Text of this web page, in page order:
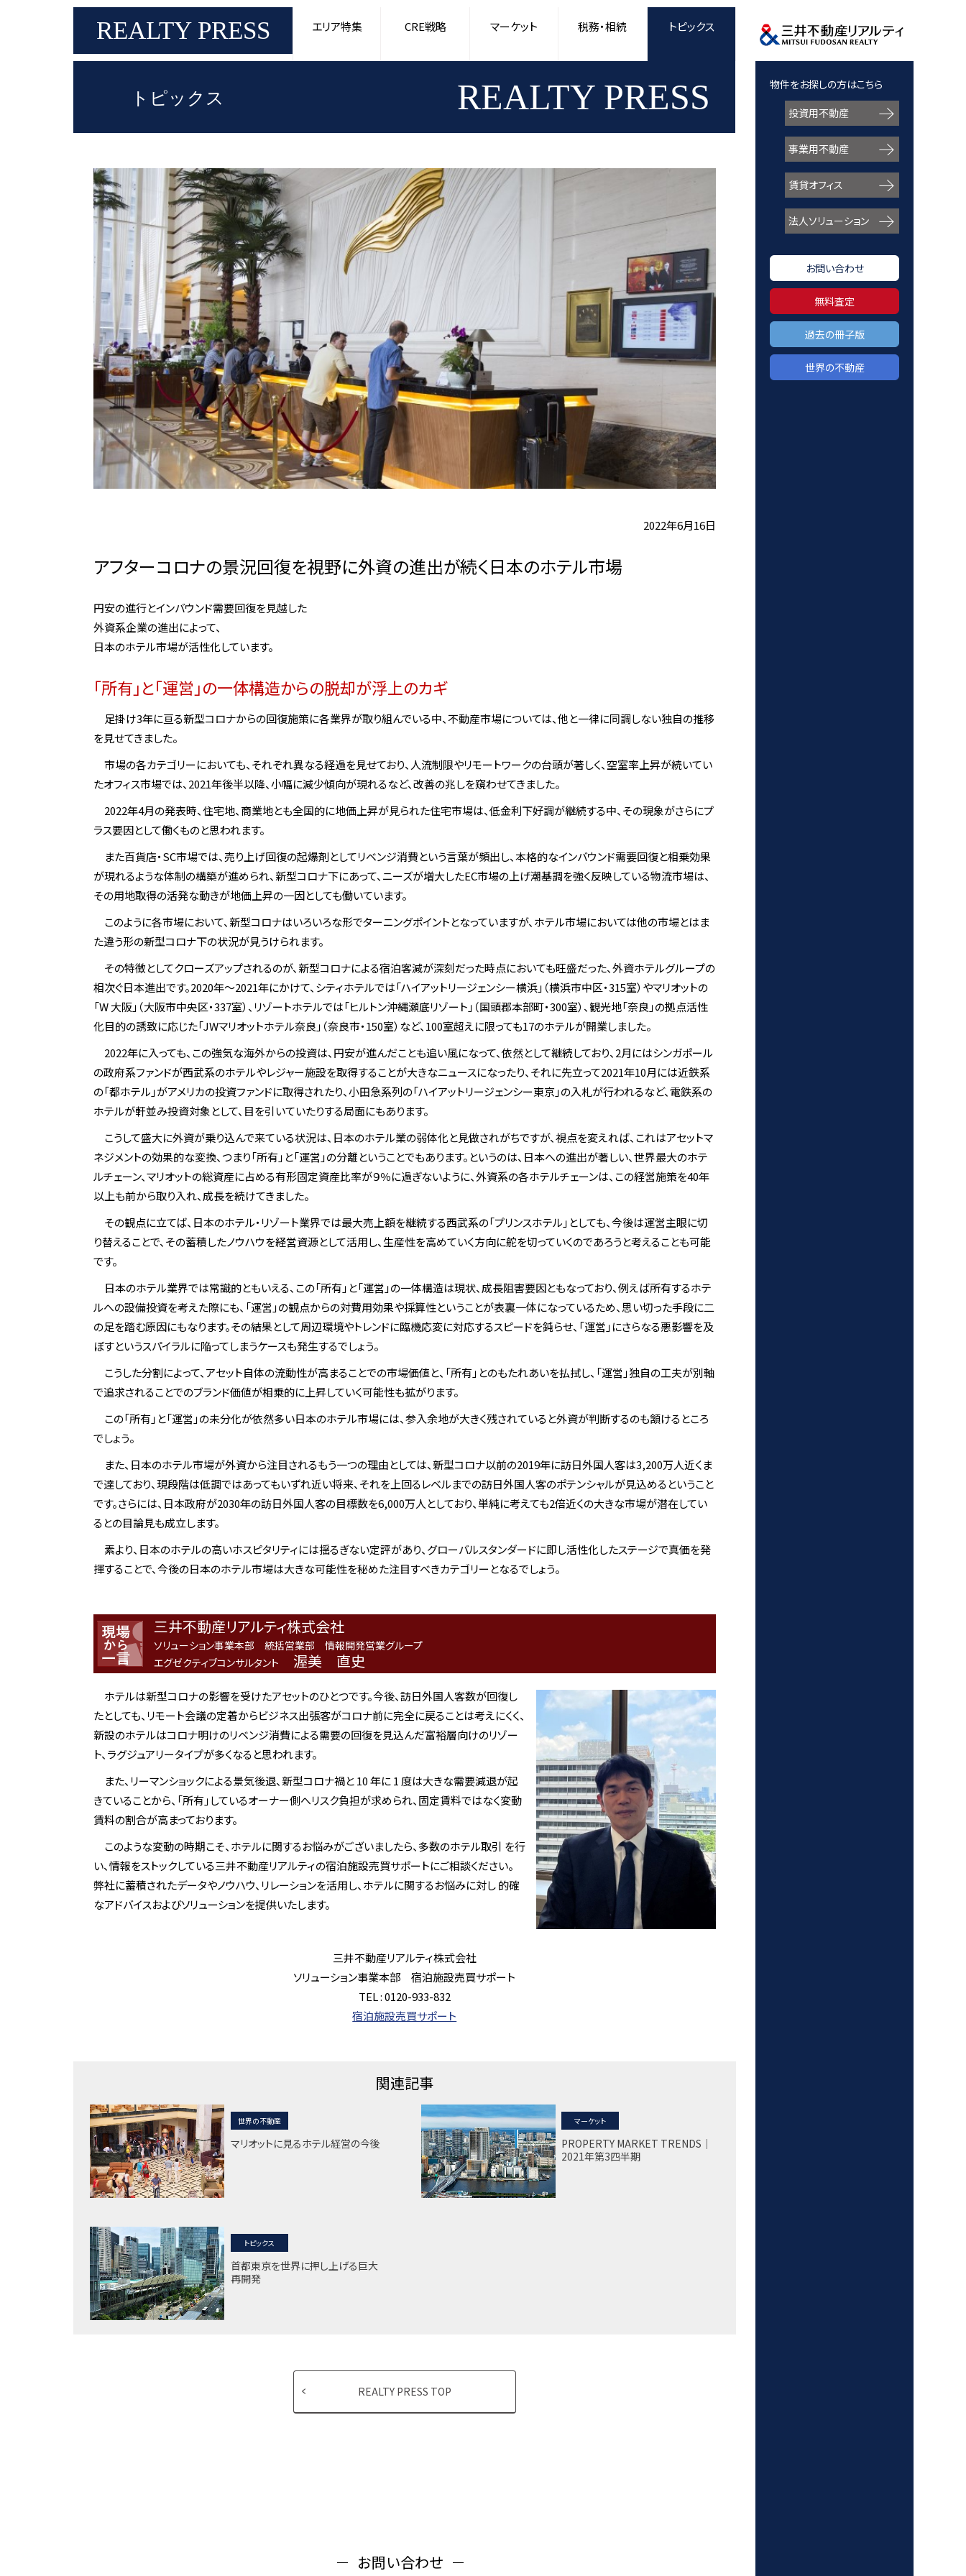
REALTY PRESS エリア特集 CRE戦略 マーケット 税務・相続 トピックス
物件をお探しの方はこちら
投資用不動産
事業用不動産
賃貸オフィス
法人ソリューション
お問い合わせ
無料査定
過去の冊子版
世界の不動産
トピックス REALTY PRESS
2022年6月16日
アフターコロナの景況回復を視野に外資の進出が続く日本のホテル市場
円安の進行とインバウンド需要回復を見越した
外資系企業の進出によって、
日本のホテル市場が活性化しています。
「所有」と「運営」の一体構造からの脱却が浮上のカギ
足掛け3年に亘る新型コロナからの回復施策に各業界が取り組んでいる中、不動産市場については、他と一律に同調しない独自の推移
を見せてきました。
市場の各カテゴリーにおいても、それぞれ異なる経過を見せており、人流制限やリモートワークの台頭が著しく、空室率上昇が続いてい
たオフィス市場では、2021年後半以降、小幅に減少傾向が現れるなど、改善の兆しを窺わせてきました。
2022年4月の発表時、住宅地、商業地とも全国的に地価上昇が見られた住宅市場は、低金利下好調が継続する中、その現象がさらにプ
ラス要因として働くものと思われます。
また百貨店・SC市場では、売り上げ回復の起爆剤としてリベンジ消費という言葉が頻出し、本格的なインバウンド需要回復と相乗効果
が現れるような体制の構築が進められ、新型コロナ下にあって、ニーズが増大したEC市場の上げ潮基調を強く反映している物流市場は、
その用地取得の活発な動きが地価上昇の一因としても働いています。
このように各市場において、新型コロナはいろいろな形でターニングポイントとなっていますが、ホテル市場においては他の市場とはま
た違う形の新型コロナ下の状況が見うけられます。
その特徴としてクローズアップされるのが、新型コロナによる宿泊客減が深刻だった時点においても旺盛だった、外資ホテルグループの
相次ぐ日本進出です。2020年～2021年にかけて、シティホテルでは「ハイアットリージェンシー横浜」（横浜市中区・315室）やマリオットの
「W 大阪」（大阪市中央区・337室）、リゾートホテルでは「ヒルトン沖縄瀬底リゾート」（国頭郡本部町・300室）、観光地「奈良」の拠点活性
化目的の誘致に応じた「JWマリオットホテル奈良」（奈良市・150室）など、100室超えに限っても17のホテルが開業しました。
2022年に入っても、この強気な海外からの投資は、円安が進んだことも追い風になって、依然として継続しており、2月にはシンガポール
の政府系ファンドが西武系のホテルやレジャー施設を取得することが大きなニュースになったり、それに先立って2021年10月には近鉄系
の「都ホテル」がアメリカの投資ファンドに取得されたり、小田急系列の「ハイアットリージェンシー東京」の入札が行われるなど、電鉄系の
ホテルが軒並み投資対象として、目を引いていたりする局面にもあります。
こうして盛大に外資が乗り込んで来ている状況は、日本のホテル業の弱体化と見做されがちですが、視点を変えれば、これはアセットマ
ネジメントの効果的な変換、つまり「所有」と「運営」の分離ということでもあります。というのは、日本への進出が著しい、世界最大のホテ
ルチェーン、マリオットの総資産に占める有形固定資産比率が９％に過ぎないように、外資系の各ホテルチェーンは、この経営施策を40年
以上も前から取り入れ、成長を続けてきました。
その観点に立てば、日本のホテル・リゾート業界では最大売上額を継続する西武系の「プリンスホテル」としても、今後は運営主眼に切
り替えることで、その蓄積したノウハウを経営資源として活用し、生産性を高めていく方向に舵を切っていくのであろうと考えることも可能
です。
日本のホテル業界では常識的ともいえる、この「所有」と「運営」の一体構造は現状、成長阻害要因ともなっており、例えば所有するホテ
ルへの設備投資を考えた際にも、「運営」の観点からの対費用効果や採算性ということが表裏一体になっているため、思い切った手段に二
の足を踏む原因にもなります。その結果として周辺環境やトレンドに臨機応変に対応するスピードを鈍らせ、「運営」にさらなる悪影響を及
ぼすというスパイラルに陥ってしまうケースも発生するでしょう。
こうした分割によって、アセット自体の流動性が高まることでの市場価値と、「所有」とのもたれあいを払拭し、「運営」独自の工夫が別軸
で追求されることでのブランド価値が相乗的に上昇していく可能性も拡がります。
この「所有」と「運営」の未分化が依然多い日本のホテル市場には、参入余地が大きく残されていると外資が判断するのも頷けるところ
でしょう。
また、日本のホテル市場が外資から注目されるもう一つの理由としては、新型コロナ以前の2019年に訪日外国人客は3,200万人近くま
で達しており、現段階は低調ではあってもいずれ近い将来、それを上回るレベルまでの訪日外国人客のポテンシャルが見込めるということ
です。さらには、日本政府が2030年の訪日外国人客の目標数を6,000万人としており、単純に考えても2倍近くの大きな市場が潜在してい
るとの目論見も成立します。
素より、日本のホテルの高いホスピタリティには揺るぎない定評があり、グローバルスタンダードに即し活性化したステージで真価を発
揮することで、今後の日本のホテル市場は大きな可能性を秘めた注目すべきカテゴリーとなるでしょう。
三井不動産リアルティ株式会社
ソリューション事業本部 統括営業部 情報開発営業グループ
エグゼクティブコンサルタント
渥美 直史
ホテルは新型コロナの影響を受けたアセットのひとつです。今後、訪日外国人客数が回復し
たとしても、リモート会議の定着からビジネス出張客がコロナ前に完全に戻ることは考えにくく、
新設のホテルはコロナ明けのリベンジ消費による需要の回復を見込んだ富裕層向けのリゾー
ト、ラグジュアリータイプが多くなると思われます。
また、リーマンショックによる景気後退、新型コロナ禍と 10 年に 1 度は大きな需要減退が起
きていることから、「所有」しているオーナー側へリスク負担が求められ、固定賃料ではなく変動
賃料の割合が高まっております。
このような変動の時期こそ、ホテルに関するお悩みがございましたら、多数のホテル取引 を行
い、情報をストックしている三井不動産リアルティの宿泊施設売買サポートにご相談ください。
弊社に蓄積されたデータやノウハウ、リレーションを活用し、ホテルに関するお悩みに対し 的確
なアドバイスおよびソリューションを提供いたします。
三井不動産リアルティ株式会社
ソリューション事業本部 宿泊施設売買サポート
TEL : 0120-933-832
宿泊施設売買サポート
関連記事
世界の不動産
マリオットに見るホテル経営の今後
マーケット
PROPERTY MARKET TRENDS｜
2021年第3四半期
トピックス
首都東京を世界に押し上げる巨大
再開発
REALTY PRESS TOP
お問い合わせ